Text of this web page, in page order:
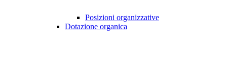
Posizioni organizzative
Dotazione organica